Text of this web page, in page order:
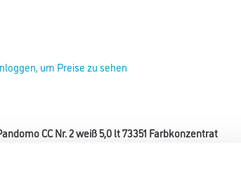
um Preise zu sehen
CC Nr. 2 weiß 5,0 lt 73351 Farbkonzentrat